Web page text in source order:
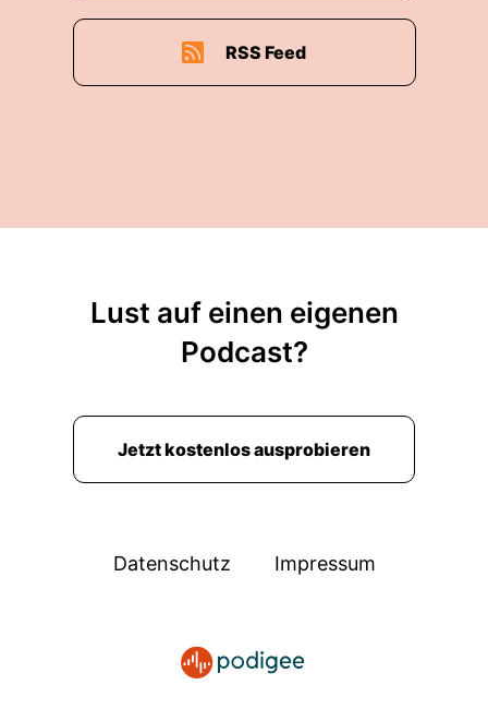
RSS Feed
Lust auf einen eigenen
Podcast?
Jetzt kostenlos ausprobieren
Datenschutz Impressum